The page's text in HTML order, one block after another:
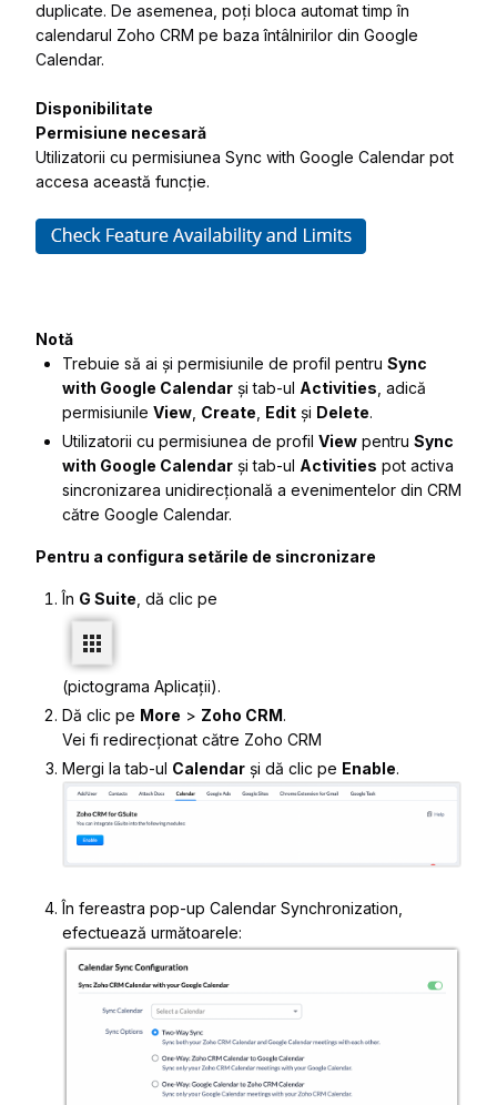
duplicate. De asemenea, poți bloca automat timp în
calendarul Zoho CRM pe baza întâlnirilor din Google
Calendar.
Disponibilitate
Permisiune necesară
Utilizatorii cu permisiunea Sync with Google Calendar pot
accesa această funcție.
Notă
Trebuie să ai și permisiunile de profil pentru Sync
with Google Calendar și tab-ul Activities , adică
permisiunile View Create Edit și Delete.
Utilizatorii cu permisiunea de profil View pentru Sync
with Google Calendar și tab-ul Activities pot activa
sincronizarea unidirecțională a evenimentelor din CRM
către Google Calendar.
Pentru a configura setările de sincronizare
În G Suite , dă clic pe
(pictograma Aplicații).
Dă clic pe More > Zoho CRM.
Vei fi redirecționat către Zoho CRM
Mergi la tab-ul Calendar și dă clic pe Enable.
În fereastra pop-up Calendar Synchronization,
efectuează următoarele: